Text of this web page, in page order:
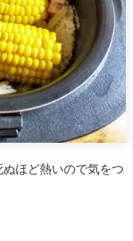
ほど熱いので気をつ